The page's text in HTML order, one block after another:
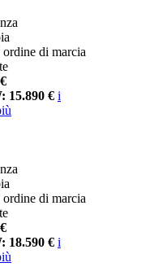
ordine di marcia
15.890 € i
ordine di marcia
18.590 € i